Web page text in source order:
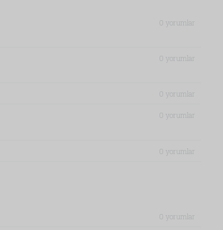
0 yorumlar
0 yorumlar
0 yorumlar
0 yorumlar
0 yorumlar
0 yorumlar